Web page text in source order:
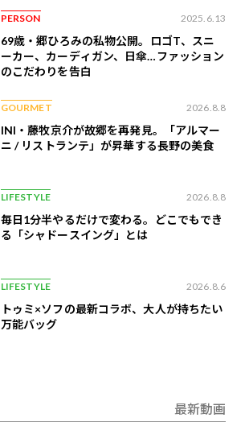
PERSON 2025.6.13
69歳・郷ひろみの私物公開。ロゴT、スニ
ーカー、カーディガン、日傘…ファッション
のこだわりを告白
GOURMET 2026.8.8
INI・藤牧京介が故郷を再発見。「アルマー
ニ / リストランテ」が昇華する長野の美食
LIFESTYLE 2026.8.8
毎日1分半やるだけで変わる。どこでもでき
る「シャドースイング」とは
LIFESTYLE 2026.8.6
トゥミ×ソフの最新コラボ、大人が持ちたい
万能バッグ
最新動画